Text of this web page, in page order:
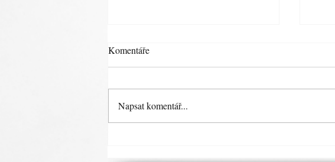
POHÁDKOVÝ SVĚT DNE 20.
Komentáře
Napsat komentář...